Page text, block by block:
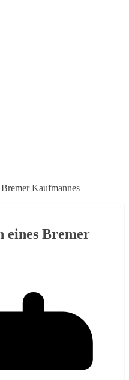
Kaufmannes
eines Bremer